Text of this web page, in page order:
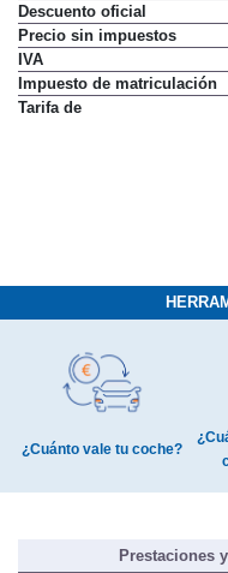
Descuento oficial
Precio sin impuestos
IVA
Impuesto de matriculación
Tarifa de
¿Cuánto vale tu coche?
Prestaciones